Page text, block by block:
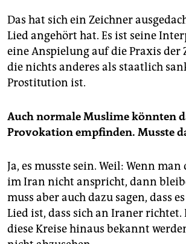
Das hat sich ein Zeichner
Lied angehört hat. Es ist seine
eine Anspielung auf die Praxis der
die nichts anderes als staatlich
Prostitution ist.
Auch normale Muslime könnten
Provokation empfinden. Musste
Ja, es musste sein. Weil: Wenn
im Iran nicht anspricht, dann
muss aber auch dazu sagen, dass
Lied ist, dass sich an Iraner richtet.
diese Kreise hinaus bekannt